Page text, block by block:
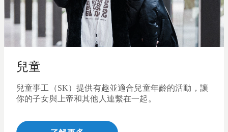
兒童
兒童事工（SK）提供有趣並適合兒童年齡的活動，讓
你的子女與上帝和其他人連繫在一起。